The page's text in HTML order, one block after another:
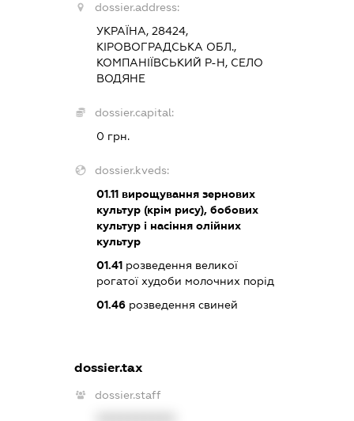
dossier.address:
УКРАЇНА, 28424,
КІРОВОГРАДСЬКА ОБЛ.,
КОМПАНІЇВСЬКИЙ Р-Н, СЕЛО
ВОДЯНЕ
dossier.capital:
0 грн.
dossier.kveds:
01.11 вирощування зернових
культур (крім рису), бобових
культур і насіння олійних
культур
01.41 розведення великої
рогатої худоби молочних порід
01.46 розведення свиней
dossier.tax
dossier.staff